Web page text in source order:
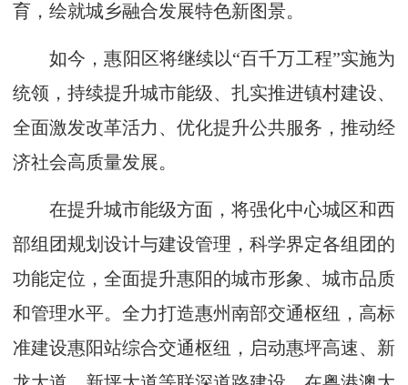
育，绘就城乡融合发展特色新图景。
如今，惠阳区将继续以“百千万工程”实施为
统领，持续提升城市能级、扎实推进镇村建设、
全面激发改革活力、优化提升公共服务，推动经
济社会高质量发展。
在提升城市能级方面，将强化中心城区和西
部组团规划设计与建设管理，科学界定各组团的
功能定位，全面提升惠阳的城市形象、城市品质
和管理水平。全力打造惠州南部交通枢纽，高标
准建设惠阳站综合交通枢纽，启动惠坪高速、新